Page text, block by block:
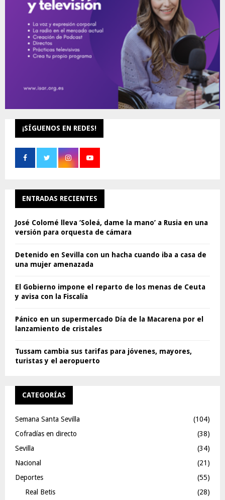
¡SÍGUENOS EN REDES!
ENTRADAS RECIENTES
José Colomé lleva ‘Soleá, dame la mano’ a Rusia en una
versión para orquesta de cámara
Detenido en Sevilla con un hacha cuando iba a casa de
una mujer amenazada
El Gobierno impone el reparto de los menas de Ceuta
y avisa con la Fiscalía
Pánico en un supermercado Día de la Macarena por el
lanzamiento de cristales
Tussam cambia sus tarifas para jóvenes, mayores,
turistas y el aeropuerto
CATEGORÍAS
Semana Santa Sevilla
(104)
Cofradías en directo
(38)
Sevilla
(34)
Nacional
(21)
Deportes
(55)
Real Betis
(28)